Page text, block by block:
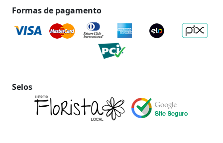
Formas de pagamento
Selos